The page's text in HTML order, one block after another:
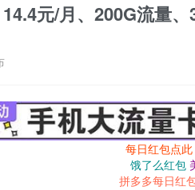
元/月、200G流量
每日红包点此
饿了么红包
拼多多每日红